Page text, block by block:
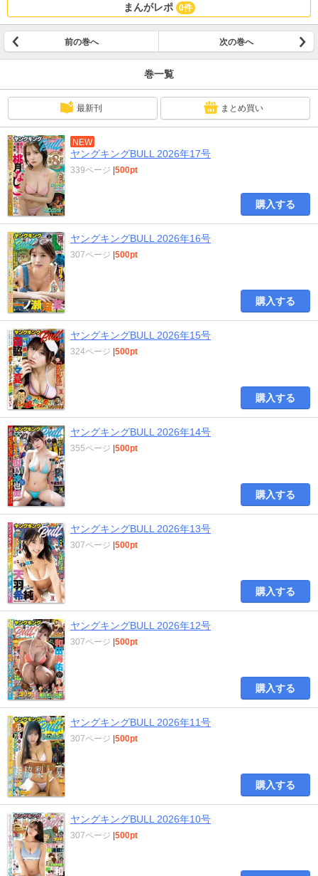
まんがレポ 0件
前の巻へ 次の巻へ
巻一覧
最新刊 まとめ買い
NEW
ヤングキングBULL 2026年17号
339ページ |500pt
購入する
ヤングキングBULL 2026年16号
307ページ |500pt
購入する
ヤングキングBULL 2026年15号
324ページ |500pt
購入する
ヤングキングBULL 2026年14号
355ページ |500pt
購入する
ヤングキングBULL 2026年13号
307ページ |500pt
購入する
ヤングキングBULL 2026年12号
307ページ |500pt
購入する
ヤングキングBULL 2026年11号
307ページ |500pt
購入する
ヤングキングBULL 2026年10号
307ページ |500pt